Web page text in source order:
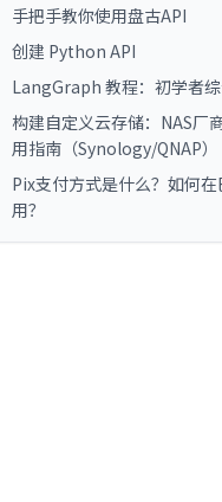
手把手教你使用盘古API
创建 Python API
LangGraph 教程：初学者
构建自定义云存储：NAS厂
用指南（Synology/QNAP）
Pix支付方式是什么？如何
用？